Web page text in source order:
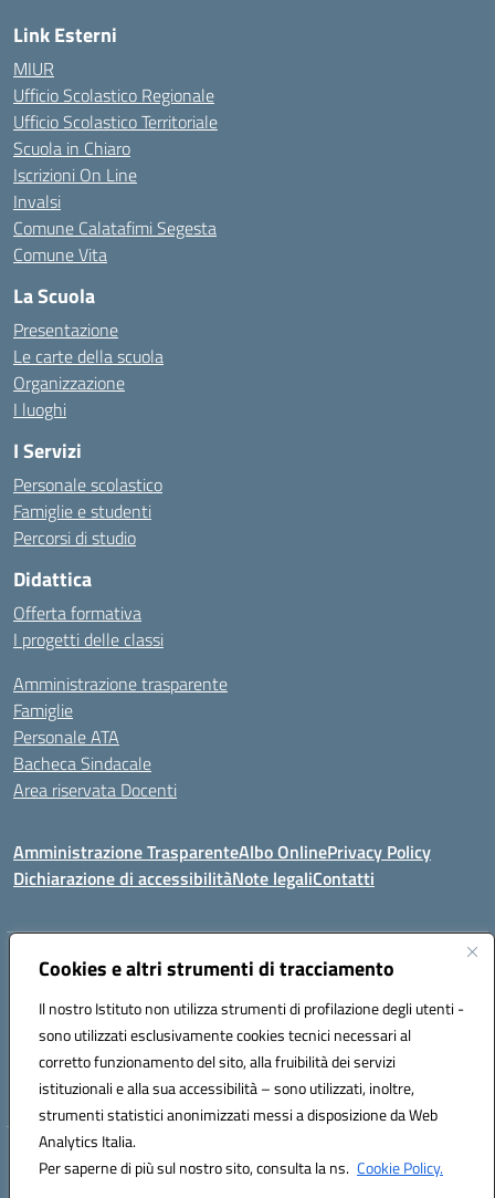
Cookies e altri strumenti di tracciamento
Il nostro Istituto non utilizza strumenti di profilazione degli utenti -
sono utilizzati esclusivamente cookies tecnici necessari al
corretto funzionamento del sito, alla fruibilità dei servizi
istituzionali e alla sua accessibilità – sono utilizzati, inoltre,
strumenti statistici anonimizzati messi a disposizione da Web
Analytics Italia.
Per saperne di più sul nostro sito, consulta la ns. Cookie Policy.
Link Esterni
MIUR
Ufficio Scolastico Regionale
Ufficio Scolastico Territoriale
Scuola in Chiaro
Iscrizioni On Line
Invalsi
Comune Calatafimi Segesta
Comune Vita
La Scuola
Presentazione
Le carte della scuola
Organizzazione
I luoghi
I Servizi
Personale scolastico
Famiglie e studenti
Percorsi di studio
Didattica
Offerta formativa
I progetti delle classi
Amministrazione trasparente
Famiglie
Personale ATA
Bacheca Sindacale
Area riservata Docenti
Amministrazione TrasparenteAlbo OnlinePrivacy Policy
Dichiarazione di accessibilitàNote legaliContatti
Indirizzo:C/da Santa Maria, s.n.c. – 91013 Calatafimi Segesta (TP)
Posta elettronica certificata (PEC):TPIC81300B@pec.istruzione.it
Codice fiscale: 80004430817
Codice meccanografico: TPIC81300B
Hosting & Powered by 3D Solution S.r.l.
Concept & Design by Designers Italia